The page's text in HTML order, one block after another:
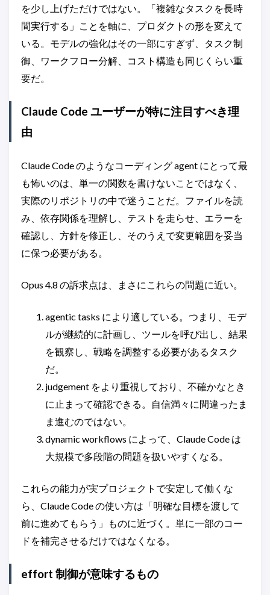
を少し上げただけではない。「複雑なタスクを長時
間実行する」ことを軸に、プロダクトの形を変えて
いる。モデルの強化はその一部にすぎず、タスク制
御、ワークフロー分解、コスト構造も同じくらい重
要だ。
Claude Code ユーザーが特に注目すべき理
由
Claude Code のようなコーディング agent にとって最
も怖いのは、単一の関数を書けないことではなく、
実際のリポジトリの中で迷うことだ。ファイルを読
み、依存関係を理解し、テストを走らせ、エラーを
確認し、方針を修正し、そのうえで変更範囲を妥当
に保つ必要がある。
Opus 4.8 の訴求点は、まさにこれらの問題に近い。
agentic tasks により適している。つまり、モデ
ルが継続的に計画し、ツールを呼び出し、結果
を観察し、戦略を調整する必要があるタスク
だ。
judgement をより重視しており、不確かなとき
に止まって確認できる。自信満々に間違ったま
ま進むのではない。
dynamic workflows によって、Claude Code は
大規模で多段階の問題を扱いやすくなる。
これらの能力が実プロジェクトで安定して働くな
ら、Claude Code の使い方は「明確な目標を渡して
前に進めてもらう」ものに近づく。単に一部のコー
ドを補完させるだけではなくなる。
effort 制御が意味するもの